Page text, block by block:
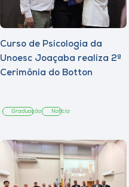
Curso de Psicologia da
Unoesc Joaçaba realiza 2ª
Cerimônia do Botton
Graduação Notícia